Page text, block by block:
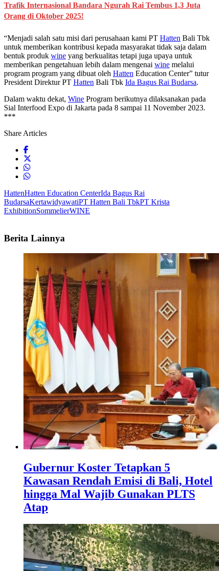
Trafik Internasional Bandara Ngurah Rai Tembus 1,3 Juta
Orang di Oktober 2025!
“Menjadi salah satu misi dari perusahaan kami PT Hatten Bali Tbk
untuk memberikan kontribusi kepada masyarakat tidak saja dalam
bentuk produk wine yang berkualitas tetapi juga upaya untuk
memberikan pengetahuan lebih dalam mengenai wine melalui
program program yang dibuat oleh Hatten Education Center” tutur
President Direktur PT Hatten Bali Tbk Ida Bagus Rai Budarsa.
Dalam waktu dekat, Wine Program berikutnya dilaksanakan pada
Sial Interfood Expo di Jakarta pada 8 sampai 11 November 2023.
***
Share Articles
HattenHatten Education CenterIda Bagus Rai
BudarsaKertawidyawatiPT Hatten Bali TbkPT Krista
ExhibitionSommelierWINE
Berita Lainnya
Gubernur Koster Tetapkan 5
Kawasan Rendah Emisi di Bali, Hotel
hingga Mal Wajib Gunakan PLTS
Atap